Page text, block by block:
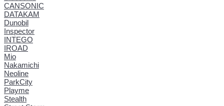
CANSONIC
DATAKAM
Dunobil
Inspector
INTEGO
IROAD
Mio
Nakamichi
Neoline
ParkCity
Playme
Stealth